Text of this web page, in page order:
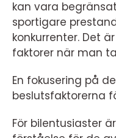
kan vara
sportigare
konkurrenter. Det
faktorer när man
En fokusering på
beslutsfaktorerna
För bilentusiaster